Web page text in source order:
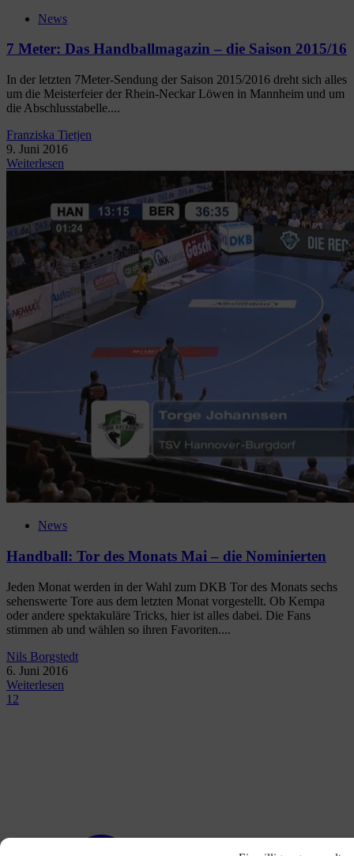
News
7 Meter: Das Handballmagazin – die Saison 2015/16
In der letzten 7Meter-Sendung der Saison 2015/2016 dreht sich alles
um die Meisterfeier der Rhein-Neckar Löwen in Mannheim und um
die Abschlusstabelle....
Franziska Tietjen
9. Juni 2016
Weiterlesen
News
Handball: Tor des Monats Mai – die Nominierten
Jeden Monat werden in der Wahl zum DKB Tor des Monats sechs
sehenswerte Tore aus dem letzten Monat vorgestellt. Ob Kempa
oder andere spektakuläre Tricks, hier ist alles dabei. Die Fans
stimmen ab und wählen so ihren Favoriten....
Nils Borgstedt
6. Juni 2016
Weiterlesen
1 2